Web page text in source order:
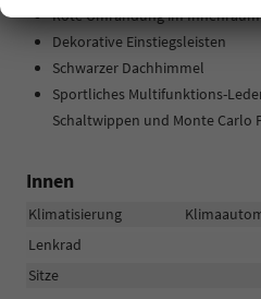
Rote Umrandung im Innenraum
Dekorative Einstiegsleisten
Schwarzer Dachhimmel
Sportliches Multifunktions-
Schaltwippen und Monte Carlo
Innen
Klimatisierung
Lenkrad
Sitze